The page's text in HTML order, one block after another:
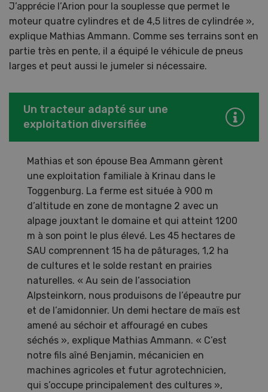
J’apprécie l’Arion pour la souplesse que permet le
moteur quatre cylindres et de 4,5 litres de cylindrée »,
explique Mathias Ammann. Comme ses terrains sont en
partie très en pente, il a équipé le véhicule de pneus
larges et peut aussi le jumeler si nécessaire.
Un tracteur adapté sur une
exploitation diversifiée
Mathias et son épouse Bea Ammann gèrent
une exploitation familiale à Krinau dans le
Toggenburg. La ferme est située à 900 m
d’altitude en zone de montagne 2 avec un
alpage jouxtant le domaine et qui atteint 1200
m à son point le plus élevé. Les 45 hectares de
SAU comprennent 15 ha de pâturages, 1,2 ha
de cultures et le solde restant en prairies
naturelles. « Au sein de l’association
Alpsteinkorn, nous produisons de l’épeautre pur
et de l’amidonnier. Un demi hectare de maïs est
amené au séchoir et affouragé en cubes
séchés », explique Mathias Ammann. « C’est
notre fils aîné Benjamin, mécanicien en
machines agricoles et futur agrotechnicien,
qui s’occupe principalement des cultures »,